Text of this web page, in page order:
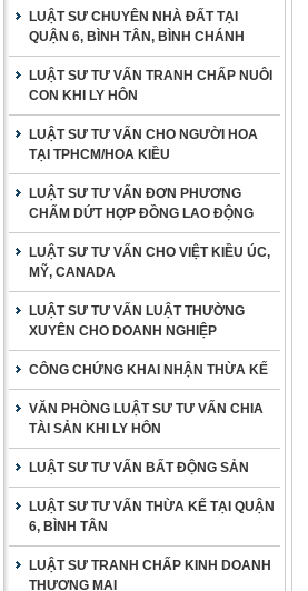
LUẬT SƯ CHUYÊN NHÀ ĐẤT TẠI
QUẬN 6, BÌNH TÂN, BÌNH CHÁNH
LUẬT SƯ TƯ VẤN TRANH CHẤP NUÔI
CON KHI LY HÔN
LUẬT SƯ TƯ VẤN CHO NGƯỜI HOA
TẠI TPHCM/HOA KIỀU
LUẬT SƯ TƯ VẤN ĐƠN PHƯƠNG
CHẤM DỨT HỢP ĐỒNG LAO ĐỘNG
LUẬT SƯ TƯ VẤN CHO VIỆT KIỀU ÚC,
MỸ, CANADA
LUẬT SƯ TƯ VẤN LUẬT THƯỜNG
XUYÊN CHO DOANH NGHIỆP
CÔNG CHỨNG KHAI NHẬN THỪA KẾ
VĂN PHÒNG LUẬT SƯ TƯ VẤN CHIA
TÀI SẢN KHI LY HÔN
LUẬT SƯ TƯ VẤN BẤT ĐỘNG SẢN
LUẬT SƯ TƯ VẤN THỪA KẾ TẠI QUẬN
6, BÌNH TÂN
LUẬT SƯ TRANH CHẤP KINH DOANH
THƯƠNG MẠI